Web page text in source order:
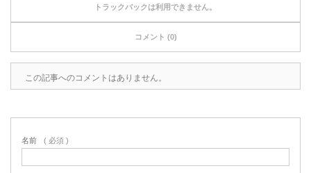
トラックバックは利用できません。
コメント (0)
この記事へのコメントはありません。
名前 ( 必須 )